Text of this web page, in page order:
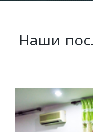
Наши